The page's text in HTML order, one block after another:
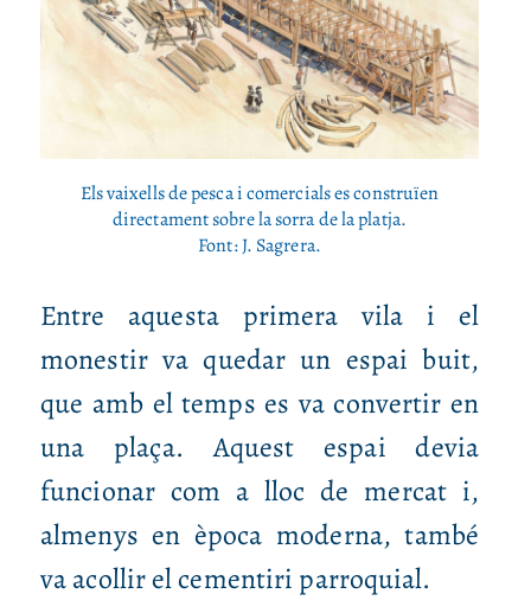
Els vaixells de pesca i comercials es construïen
directament sobre la sorra de la platja.
Font: J. Sagrera.
Entre aquesta primera vila i el
monestir va quedar un espai buit,
que amb el temps es va convertir en
una plaça. Aquest espai devia
funcionar com a lloc de mercat i,
almenys en època moderna, també
va acollir el cementiri parroquial.